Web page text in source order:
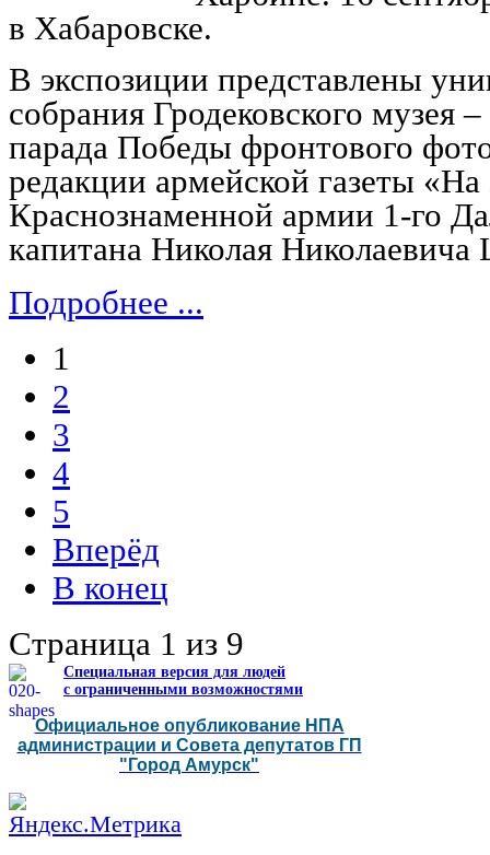
в Хабаровске.
В экспозиции представлены
собрания Гродековского музея
парада Победы фронтового
редакции армейской газеты
Краснознаменной армии 1-го
капитана Николая
Подробнее ...
1
2
3
4
5
Вперёд
В конец
Страница 1 из 9
Специальная версия для людей
с ограниченными возможностями
Официальное опубликование НПА
администрации и Совета депутатов ГП
"Город Амурск"